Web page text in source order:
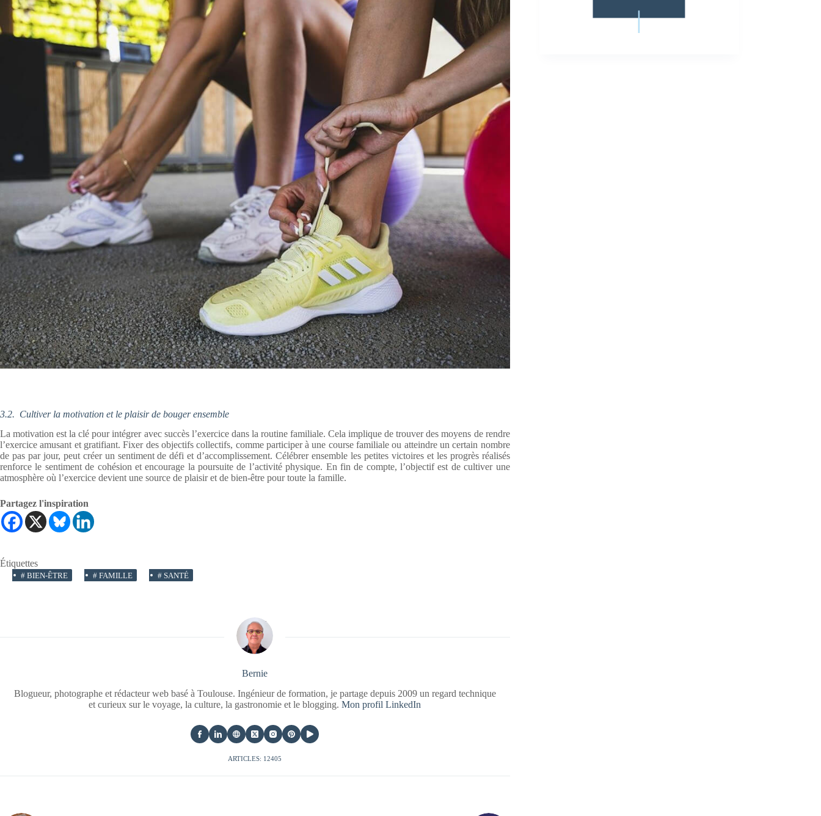
3.2. Cultiver la motivation et le plaisir de bouger ensemble
La motivation est la clé pour intégrer avec succès l’exercice dans la routine familiale. Cela implique de trouver des moyens de rendre
l’exercice amusant et gratifiant. Fixer des objectifs collectifs, comme participer à une course familiale ou atteindre un certain nombre
de pas par jour, peut créer un sentiment de défi et d’accomplissement. Célébrer ensemble les petites victoires et les progrès réalisés
renforce le sentiment de cohésion et encourage la poursuite de l’activité physique. En fin de compte, l’objectif est de cultiver une
atmosphère où l’exercice devient une source de plaisir et de bien-être pour toute la famille.
Partagez l'inspiration
Étiquettes
# BIEN-ÊTRE # FAMILLE # SANTÉ
Bernie
Blogueur, photographe et rédacteur web basé à Toulouse. Ingénieur de formation, je partage depuis 2009 un regard technique
et curieux sur le voyage, la culture, la gastronomie et le blogging.Mon profil LinkedIn
ARTICLES: 12405